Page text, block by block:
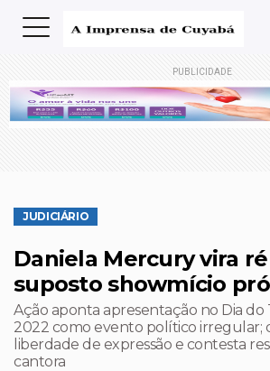
PUBLICIDADE
JUDICIÁRIO
Daniela Mercury vira
suposto showmício
Ação aponta apresentação no Dia do
2022 como evento político irregular;
liberdade de expressão e contesta
cantora